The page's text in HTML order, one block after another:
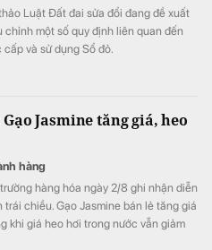
Luật Đất đai sửa đổi đang đề xuất
chỉnh một số quy định liên quan đến
cấp và sử dụng Sổ đỏ.
Jasmine tăng giá, heo
hàng
hàng hóa ngày 2/8 ghi nhận diễn
trái chiều. Gạo Jasmine bán lẻ tăng giá
khi giá heo hơi trong nước vẫn giảm